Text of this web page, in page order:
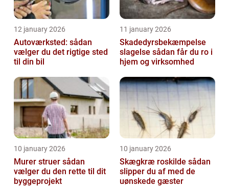
12 january 2026
Autoværksted: sådan
vælger du det rigtige sted
til din bil
11 january 2026
Skadedyrsbekæmpelse
slagelse sådan får du ro i
hjem og virksomhed
10 january 2026
Murer struer sådan
vælger du den rette til dit
byggeprojekt
10 january 2026
Skægkræ roskilde sådan
slipper du af med de
uønskede gæster